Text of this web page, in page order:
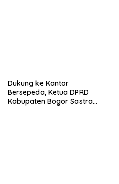
Dukung ke Kantor
Bersepeda, Ketua DPRD
Kabupaten Bogor Sastra